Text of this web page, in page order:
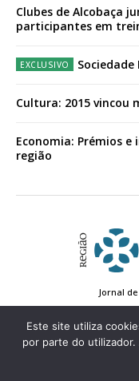
Clubes de Alcobaça
participantes em
Cultura: 2015 vincou
Economia: Prémios
região
Jornal
Conta de
© 2022 Região
Este site utiliza
por parte do